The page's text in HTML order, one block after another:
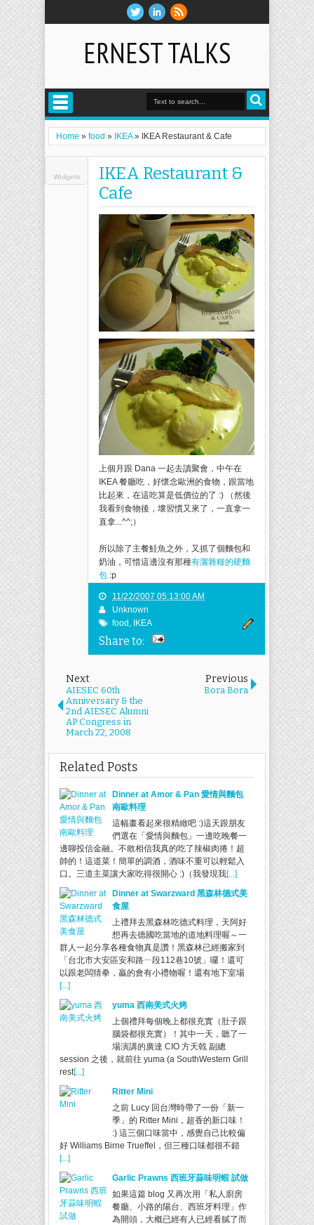
ERNEST TALKS
Home » food » IKEA» IKEA Restaurant & Cafe
Widgets
IKEA Restaurant &
Cafe
上個月跟 Dana 一起去讀聚會，中午在
IKEA 餐廳吃，好懷念歐洲的食物，跟當地
比起來，在這吃算是低價位的了 :) （然後
我看到食物後，壞習慣又來了，一直拿一
直拿...^^;）
所以除了主餐鮭魚之外，又抓了個麵包和
奶油，可惜這邊沒有那種有灑雜糧的硬麵
包 :p
11/22/2007 05:13:00 AM
Unknown
food , IKEA
Share to:
Next
AIESEC 60th
Anniversary & the
2nd AIESEC Alumni
AP Congress in
March 22, 2008
Previous
Bora Bora
Related Posts
Dinner at Amor & Pan 愛情與麵包
南歐料理
這幅畫看起來很精緻吧 :)這天跟朋友
們選在「愛情與麵包」一邊吃晚餐一
邊聊投信金融。不敢相信我真的吃了辣椒肉捲！超
帥的！這道菜！簡單的調酒，酒味不重可以輕鬆入
口。三道主菜讓大家吃得很開心 :)（我發現我[...]
Dinner at Swarzward 黑森林德式美
食屋
上禮拜去黑森林吃德式料理，天阿好
想再去德國吃當地的道地料理喔～一
群人一起分享各種食物真是讚！黑森林已經搬家到
「台北市大安區安和路ㄧ段112巷10號」囉！還可
以跟老闆猜拳，贏的會有小禮物喔！還有地下室場
[...]
yuma 西南美式火烤
上個禮拜每個晚上都很充實（肚子跟
腦袋都很充實）！其中一天，聽了一
場演講的廣達 CIO 方天戟 副總
session 之後，就前往 yuma (a SouthWestern Grill
rest[...]
Ritter Mini
之前 Lucy 回台灣時帶了一份「新一
季」的 Ritter Mini，超香的新口味！
:) 這三個口味當中，感覺自己比較偏
好 Williams Birne Trueffel，但三種口味都很不錯
[...]
Garlic Prawns 西班牙蒜味明蝦 試做
如果這篇 blog 又再次用「私人廚房
餐廳、小路的陽台、西班牙料理」作
為開頭，大概已經有人已經看膩了而